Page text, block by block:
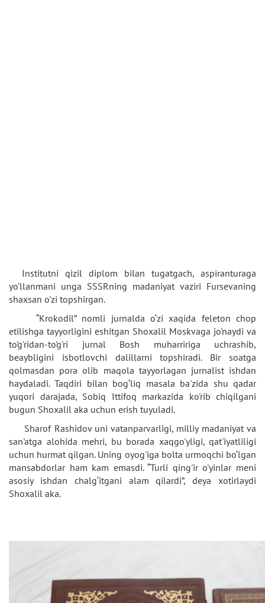
Institutni qizil diplom bilan tugatgach, aspiranturaga
yo'llanmani unga SSSRning madaniyat vaziri Fursevaning
shaxsan o'zi topshirgan.
“Krokodil” nomli jurnalda o‘zi xaqida feleton chop
etilishga tayyorligini eshitgan Shoxalil Moskvaga jo'naydi va
to'g'ridan-to'g'ri jurnal Bosh muharririga uchrashib,
beaybligini isbotlovchi dalillarni topshiradi. Bir soatga
qolmasdan pora olib maqola tayyorlagan jurnalist ishdan
haydaladi. Taqdiri bilan bog‘liq masala ba'zida shu qadar
yuqori darajada, Sobiq Ittifoq markazida ko'rib chiqilgani
bugun Shoxalil aka uchun erish tuyuladi.
Sharof Rashidov uni vatanparvarligi, milliy madaniyat va
san'atga alohida mehri, bu borada xaqgo'yligi, qat'iyatliligi
uchun hurmat qilgan. Uning oyog'iga bolta urmoqchi bo‘lgan
mansabdorlar ham kam emasdi. “Turli qing'ir o'yinlar meni
asosiy ishdan chalg‘itgani alam qilardi”, deya xotirlaydi
Shoxalil aka.